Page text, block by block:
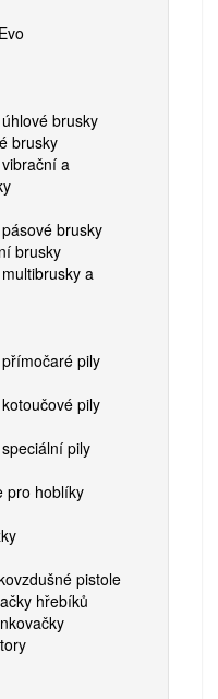
brusky
brusky
a
brusky
brusky
a
pily
pily
pily
pro hoblíky
pistole
hřebíků